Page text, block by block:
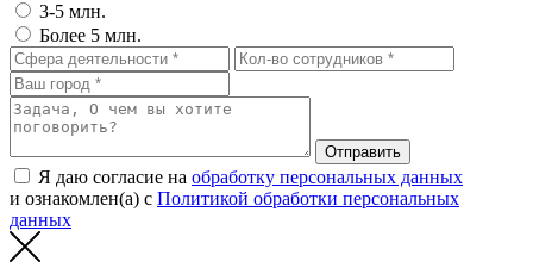
3-5 млн.
Более 5 млн.
Отправить
Я даю согласие на обработку персональных данных
и ознакомлен(а) с Политикой обработки персональных
данных